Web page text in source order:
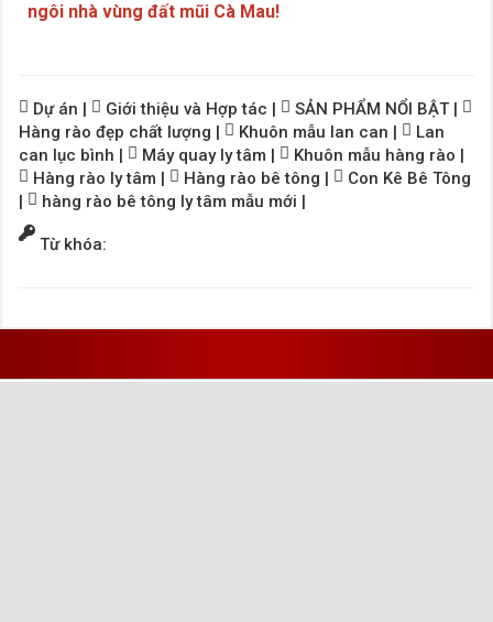
ngôi nhà vùng đất mũi Cà Mau!
Dự án | Giới thiệu và Hợp tác | SẢN PHẨM NỔI BẬT |
Hàng rào đẹp chất lượng | Khuôn mẫu lan can |
Lan
can lục bình | Máy quay ly tâm | Khuôn mẫu hàng rào |
Hàng rào ly tâm | Hàng rào bê tông |
Con Kê Bê Tông
|
hàng rào bê tông ly tâm mẫu mới |
Từ khóa: